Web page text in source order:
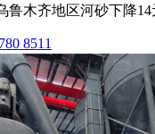
鲁木齐地区河砂下降
8511